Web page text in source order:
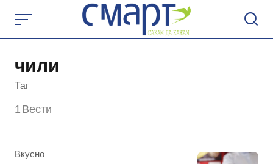
content
чили
Таг
1 Вести
КАтегорија
Вкусно